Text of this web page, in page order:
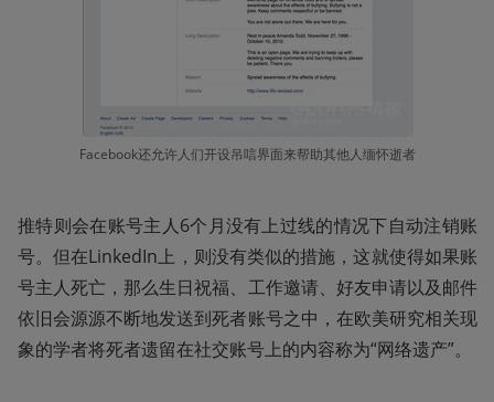
Facebook还允许人们开设吊唁界面来帮助其他人缅怀逝者
推特则会在账号主人6个月没有上过线的情况下自动注销账
号。但在LinkedIn上，则没有类似的措施，这就使得如果账
号主人死亡，那么生日祝福、工作邀请、好友申请以及邮件
依旧会源源不断地发送到死者账号之中，在欧美研究相关现
象的学者将死者遗留在社交账号上的内容称为“网络遗产”。